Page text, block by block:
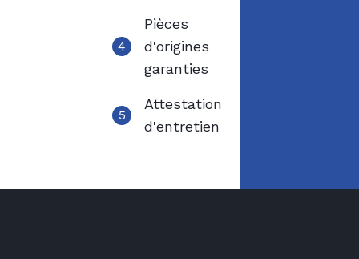
4
Pièces
d'origines
garanties
5
Attestation
d'entretien